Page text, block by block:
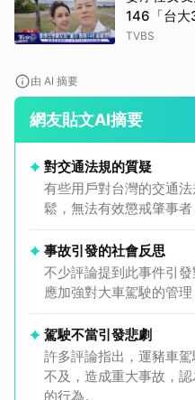
146「台大
TVBS
由 AI 摘要
網友貼文AI摘要
對交通法規的質疑
有些用戶對台灣的交通
鬆，無法有效懲戒肇事者
事故引發的社會反思
不少評論提到此事件引
應加強對大車駕駛的管理
駕駛不當引發悲劇
許多評論指出，運豬車
不及，造成重大事故，
的行為。
取消